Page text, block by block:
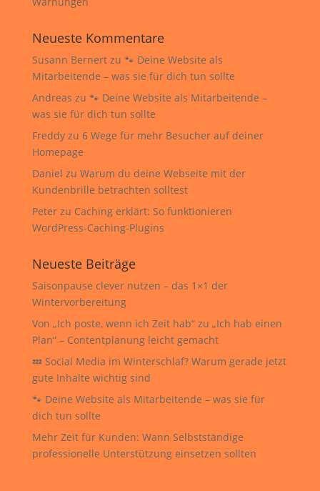
Neueste Kommentare
Susann Bernertzu 🐾 Deine Website als
Mitarbeitende – was sie für dich tun sollte
Andreas zu 🐾 Deine Website als Mitarbeitende –
was sie für dich tun sollte
Freddyzu 6 Wege für mehr Besucher auf deiner
Homepage
Daniel zu Warum du deine Webseite mit der
Kundenbrille betrachten solltest
Peterzu Caching erklärt: So funktionieren
WordPress-Caching-Plugins
Neueste Beiträge
Saisonpause clever nutzen – das 1×1 der
Wintervorbereitung
Von „Ich poste, wenn ich Zeit hab“ zu „Ich hab einen
Plan“ – Contentplanung leicht gemacht
💤 Social Media im Winterschlaf? Warum gerade jetzt
gute Inhalte wichtig sind
🐾 Deine Website als Mitarbeitende – was sie für
dich tun sollte
Mehr Zeit für Kunden: Wann Selbstständige
professionelle Unterstützung einsetzen sollten